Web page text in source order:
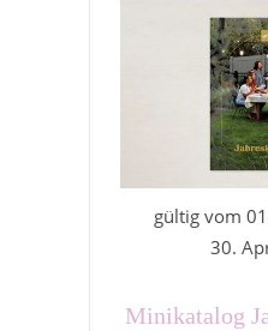
gültig vom
30.
Minikatalog